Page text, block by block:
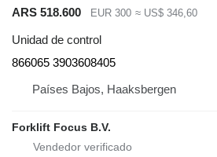
ARS 518.600 EUR 300 ≈ US$ 346,60
Unidad de control
866065 3903608405
Países Bajos, Haaksbergen
Forklift Focus B.V.